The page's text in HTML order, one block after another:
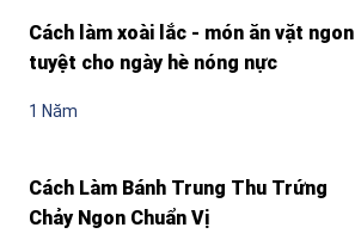
Cách làm xoài lắc - món ăn vặt ngon
tuyệt cho ngày hè nóng nực
1 Năm
Cách Làm Bánh Trung Thu Trứng
Chảy Ngon Chuẩn Vị